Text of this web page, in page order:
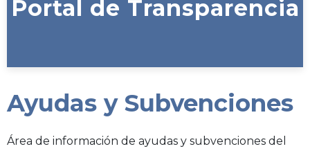
Portal de Transparencia
Ayudas y Subvenciones
Área de información de ayudas y subvenciones del